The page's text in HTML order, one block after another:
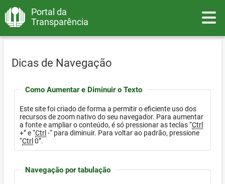
Portal da
Transparência
Dicas de Navegação
Como Aumentar e Diminuir o Texto
Este site foi criado de forma a permitir o eficiente uso dos
recursos de zoom nativo do seu navegador. Para aumentar
a fonte e ampliar o conteúdo, é só pressionar as teclas “Ctrl
+” e “Ctrl-“ para diminuir. Para voltar ao padrão, pressione
“Ctrl0”.
Navegação por tabulação